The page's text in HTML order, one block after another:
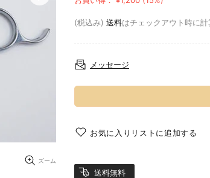
ズーム
(税込み) 送料はチェックアウト時に計
メッセージ
お気に入りリストに追加する
送料無料